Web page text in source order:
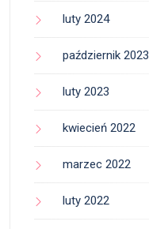
luty 2024
październik 2023
luty 2023
kwiecień 2022
marzec 2022
luty 2022